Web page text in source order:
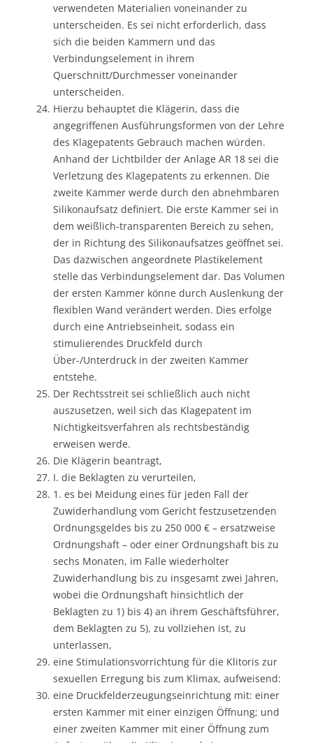
verwendeten Materialien voneinander zu
unterscheiden. Es sei nicht erforderlich, dass
sich die beiden Kammern und das
Verbindungselement in ihrem
Querschnitt/Durchmesser voneinander
unterscheiden.
Hierzu behauptet die Klägerin, dass die
angegriffenen Ausführungsformen von der Lehre
des Klagepatents Gebrauch machen würden.
Anhand der Lichtbilder der Anlage AR 18 sei die
Verletzung des Klagepatents zu erkennen. Die
zweite Kammer werde durch den abnehmbaren
Silikonaufsatz definiert. Die erste Kammer sei in
dem weißlich-transparenten Bereich zu sehen,
der in Richtung des Silikonaufsatzes geöffnet sei.
Das dazwischen angeordnete Plastikelement
stelle das Verbindungselement dar. Das Volumen
der ersten Kammer könne durch Auslenkung der
flexiblen Wand verändert werden. Dies erfolge
durch eine Antriebseinheit, sodass ein
stimulierendes Druckfeld durch
Über-/Unterdruck in der zweiten Kammer
entstehe.
Der Rechtsstreit sei schließlich auch nicht
auszusetzen, weil sich das Klagepatent im
Nichtigkeitsverfahren als rechtsbeständig
erweisen werde.
Die Klägerin beantragt,
I. die Beklagten zu verurteilen,
1. es bei Meidung eines für jeden Fall der
Zuwiderhandlung vom Gericht festzusetzenden
Ordnungsgeldes bis zu 250 000 € – ersatzweise
Ordnungshaft – oder einer Ordnungshaft bis zu
sechs Monaten, im Falle wiederholter
Zuwiderhandlung bis zu insgesamt zwei Jahren,
wobei die Ordnungshaft hinsichtlich der
Beklagten zu 1) bis 4) an ihrem Geschäftsführer,
dem Beklagten zu 5), zu vollziehen ist, zu
unterlassen,
eine Stimulationsvorrichtung für die Klitoris zur
sexuellen Erregung bis zum Klimax, aufweisend:
eine Druckfelderzeugungseinrichtung mit: einer
ersten Kammer mit einer einzigen Öffnung; und
einer zweiten Kammer mit einer Öffnung zum